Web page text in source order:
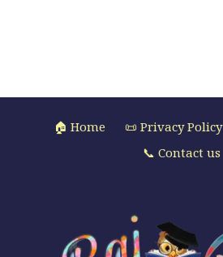
🏠 Home 📜 Privacy Policy
📞 Contact us